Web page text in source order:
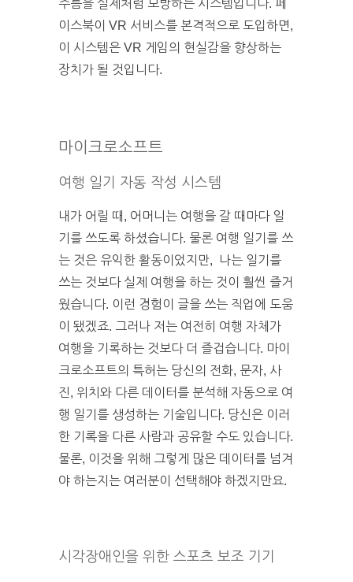
주름을 실제처럼 모방하는 시스템입니다. 페
이스북이 VR 서비스를 본격적으로 도입하면,
이 시스템은 VR 게임의 현실감을 향상하는
장치가 될 것입니다.
마이크로소프트
여행 일기 자동 작성 시스템
내가 어릴 때, 어머니는 여행을 갈 때마다 일
기를 쓰도록 하셨습니다. 물론 여행 일기를 쓰
는 것은 유익한 활동이었지만, 나는 일기를
쓰는 것보다 실제 여행을 하는 것이 훨씬 즐거
웠습니다. 이런 경험이 글을 쓰는 직업에 도움
이 됐겠죠. 그러나 저는 여전히 여행 자체가
여행을 기록하는 것보다 더 즐겁습니다. 마이
크로소프트의 특허는 당신의 전화, 문자, 사
진, 위치와 다른 데이터를 분석해 자동으로 여
행 일기를 생성하는 기술입니다. 당신은 이러
한 기록을 다른 사람과 공유할 수도 있습니다.
물론, 이것을 위해 그렇게 많은 데이터를 넘겨
야 하는지는 여러분이 선택해야 하겠지만요.
시각장애인을 위한 스포츠 보조 기기